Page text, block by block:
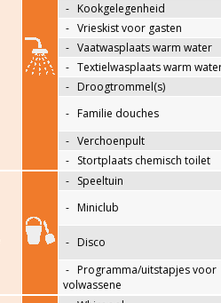
- Kookgelegenheid
- Vrieskist voor gasten
- Vaatwasplaats warm water
- Textielwasplaats warm
- Droogtrommel(s)
- Familie douches
- Verchoenpult
- Stortplaats chemisch toilet
- Speeltuin
- Miniclub
- Disco
- Programma/uitstapjes voor
volwassene